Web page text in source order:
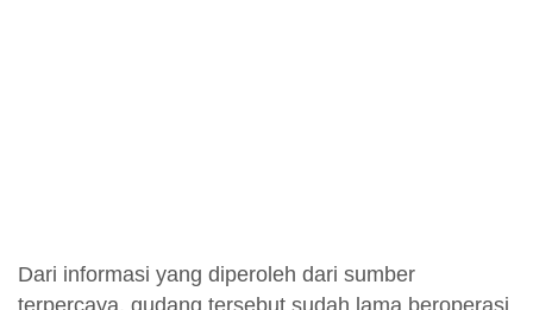
Dari informasi yang diperoleh dari sumber
terpercaya, gudang tersebut sudah lama beroperasi